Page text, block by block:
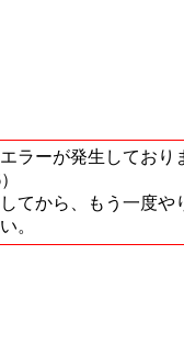
ラーが発生しており
てから、もう一度や
。